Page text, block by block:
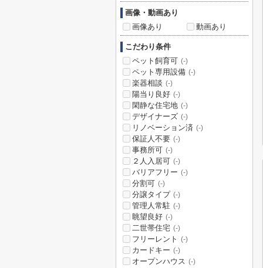
画像・動画あり
画像あり
動画あり
こだわり条件
ペット飼育可 (-)
ペット専用設備 (-)
楽器相談 (-)
陽当り良好 (-)
閑静な住宅地 (-)
デザイナーズ (-)
リノベーション済 (-)
保証人不要 (-)
事務所可 (-)
２人入居可 (-)
バリアフリー (-)
分割可 (-)
分譲タイプ (-)
管理人常駐 (-)
眺望良好 (-)
二世帯住宅 (-)
フリーレント (-)
カードキー (-)
オープンハウス (-)